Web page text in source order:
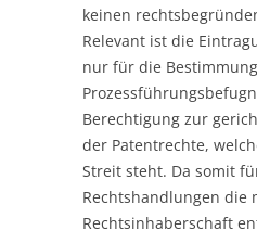
keinen
Relevant ist die
nur für die
Berechtigung zur
der Patentrechte,
Streit steht. Da somit
Rechtshandlungen die
Rechtsinhaberschaft